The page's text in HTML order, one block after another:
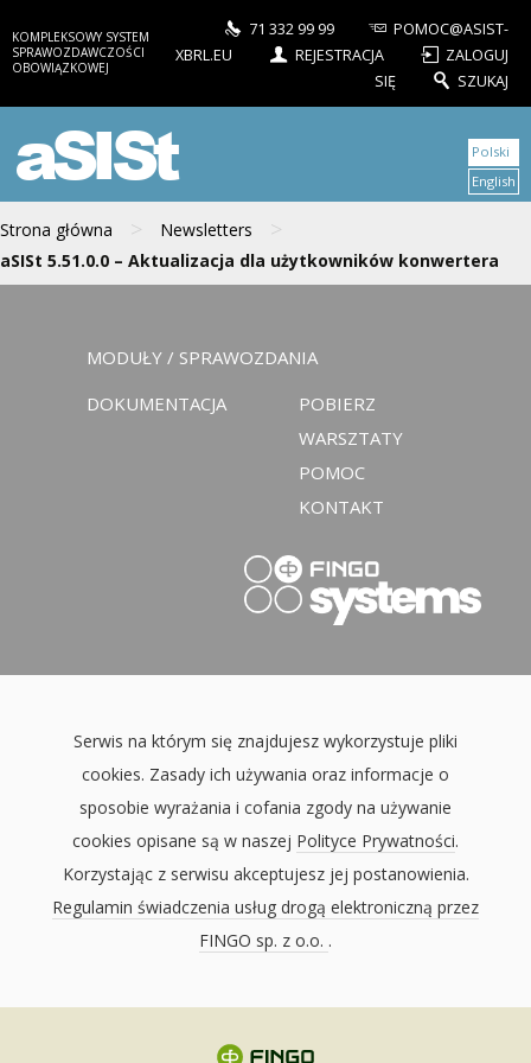
KOMPLEKSOWY SYSTEM
SPRAWOZDAWCZOŚCI
OBOWIĄZKOWEJ
71 332 99 99
POMOC@ASIST-
XBRL.EU
REJESTRACJA
ZALOGUJ
SIĘ
SZUKAJ
aSISt
Strona główna > Newsletters >
aSISt 5.51.0.0 – Aktualizacja dla użytkowników konwertera
Polski
English
MODUŁY / SPRAWOZDANIA
DOKUMENTACJA
POBIERZ
WARSZTATY
POMOC
KONTAKT
Serwis na którym się znajdujesz wykorzystuje pliki
cookies. Zasady ich używania oraz informacje o
sposobie wyrażania i cofania zgody na używanie
cookies opisane są w naszej Polityce Prywatności.
Korzystając z serwisu akceptujesz jej postanowienia.
Regulamin świadczenia usług drogą elektroniczną przez
FINGO sp. z o.o. .